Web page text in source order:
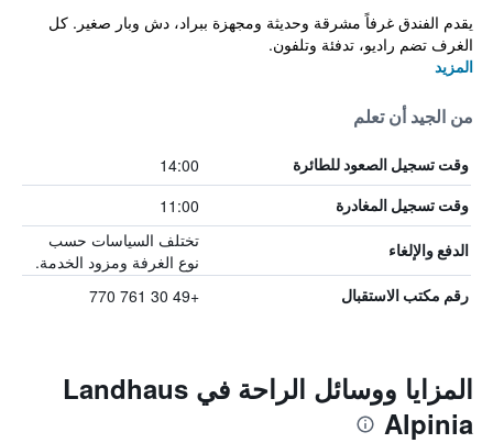
يقدم الفندق غرفاً مشرقة وحديثة ومجهزة ببراد، دش وبار صغير. كل
الغرف تضم راديو، تدفئة وتلفون.
المزيد
من الجيد أن تعلم
وقت تسجيل الصعود للطائرة 14:00
وقت تسجيل المغادرة 11:00
الدفع والإلغاء
تختلف السياسات حسب
نوع الغرفة ومزود الخدمة.
رقم مكتب الاستقبال +49 30 761 770
المزايا ووسائل الراحة في Landhaus
Alpinia